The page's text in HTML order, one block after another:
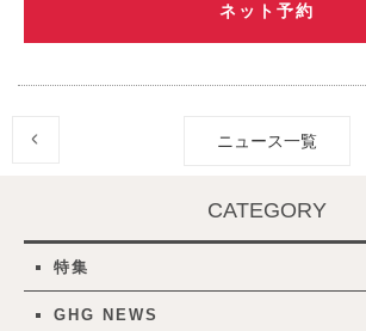
ネット予約
ニュース一覧
CATEGORY
特集
GHG NEWS